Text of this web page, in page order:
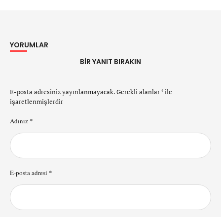
YORUMLAR
BIR YANIT BIRAKIN
E-posta adresiniz yayınlanmayacak.Gerekli alanlar*ile
işaretlenmişlerdir
Adınız *
E-posta adresi *